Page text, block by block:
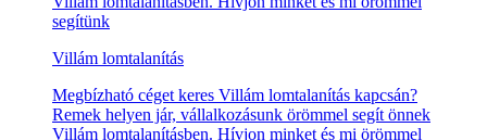
segítünk
Villám lomtalanítás
Megbízható céget keres Villám lomtalanítás kapcsán?
Remek helyen jár, vállalkozásunk örömmel segít önnek
Villám lomtalanításben. Hívjon minket és mi örömmel